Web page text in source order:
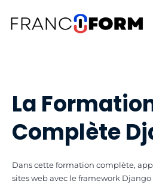
La
Complète
Dans cette formation complète,
sites web avec le framework